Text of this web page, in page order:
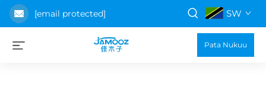
[email protected] SW
Pata Nukuu